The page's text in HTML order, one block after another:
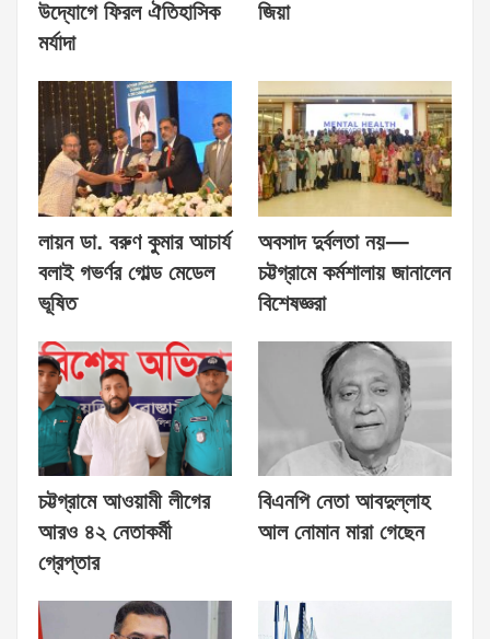
উদ্যোগে ফিরল ঐতিহাসিক
মর্যাদা
জিয়া
লায়ন ডা. বরুণ কুমার আচার্য
বলাই গভর্ণর গোল্ড মেডেল
ভূষিত
অবসাদ দুর্বলতা নয়—
চট্টগ্রামে কর্মশালায় জানালেন
বিশেষজ্ঞরা
চট্টগ্রামে আওয়ামী লীগের
আরও ৪২ নেতাকর্মী
গ্রেপ্তার
বিএনপি নেতা আবদুল্লাহ
আল নোমান মারা গেছেন